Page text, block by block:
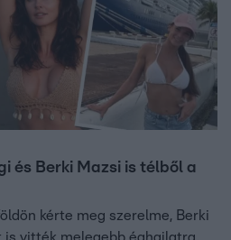
és Berki Mazsi is télből a
kérte meg szerelme, Berki
is vitték melegebb éghajlatra,